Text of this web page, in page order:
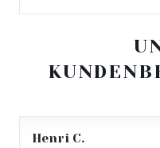
Henri C